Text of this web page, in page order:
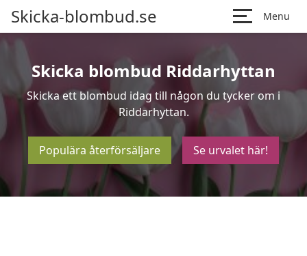
Skicka-blombud.se Menu
Skicka blombud Riddarhyttan
Skicka ett blombud idag till någon du tycker om i
Riddarhyttan.
Populära återförsäljare Se urvalet här!